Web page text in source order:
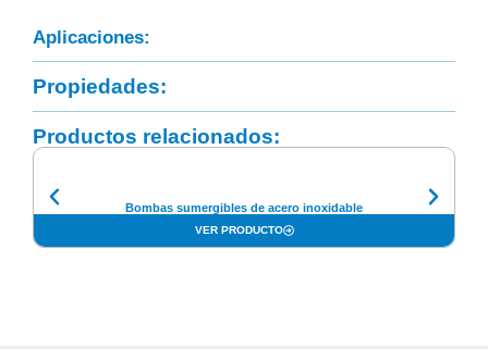
Aplicaciones:
Propiedades:
Productos relacionados:
Bombas sumergibles de acero inoxidable
VER PRODUCTO